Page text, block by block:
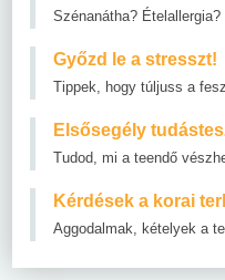
Szénanátha?
Győzd le a stresszt!
Tippek, hogy túljuss a
Elsősegély
Tudod, mi a teendő
Kérdések a korai
Aggodalmak, kételyek a